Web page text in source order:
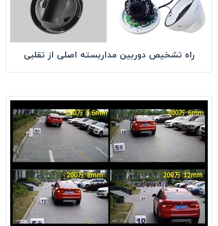
راه تشخیص دوربین مداربسته اصلی از تقلبی